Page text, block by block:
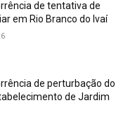
de tentativa de
em Rio Branco do Ivaí
de perturbação do
de Jardim